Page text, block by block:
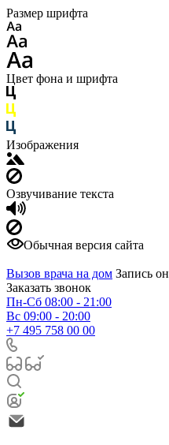
Размер шрифта
Цвет фона и шрифта
Изображения
Озвучивание текста
Обычная версия сайта
Вызов врача на дом Запись
Заказать звонок
Пн-Сб 08:00 - 21:00
Вс 09:00 - 20:00
+7 495 758 00 00